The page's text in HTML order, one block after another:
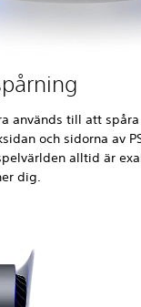
används till att
och sidorna av
alltid är
dig.